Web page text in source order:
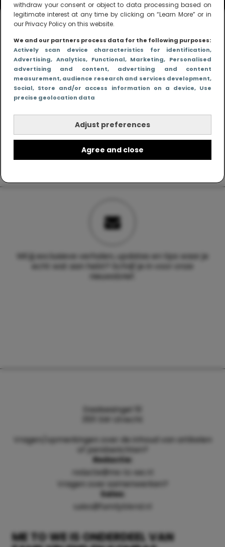
withdraw your consent or object to data processing based on
legitimate interest at any time by clicking on “Learn More” or in
our Privacy Policy on this website.
We and our partners process data for the following purposes:
Actively scan device characteristics for identification,
Advertising, Analytics, Functional, Marketing, Personalised
advertising and content, advertising and content
measurement, audience research and services development,
Social, Store and/or access information on a device, Use
precise geolocation data
Adjust preferences
Agree and close
Wil jij exclusieve verhalen, updates en tips waar je
echt wat aan hebt? Schrijf je in voor onze
nieuwsbrief.
ME TO WE IS ONDERDEEL VAN
Daalsesingel 51
3511 SW Utrecht
Vragen/opmerkingen over de inhoud van artikelen
of persberichten?
Redactie:
redactie@me-to-we.nl
Vragen over samenwerken?
Sales:
sales@familyblend.nl